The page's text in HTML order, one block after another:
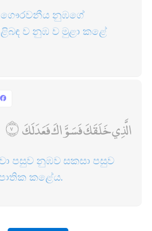
නුඹගේ
ව නුඹ ව මුළා කළේ
الَّذِي خَلَقَكَ فَسَوَّاكَ فَعَدَلَكَ
පසුව නුඹව සකසා පසුව
කළේය.